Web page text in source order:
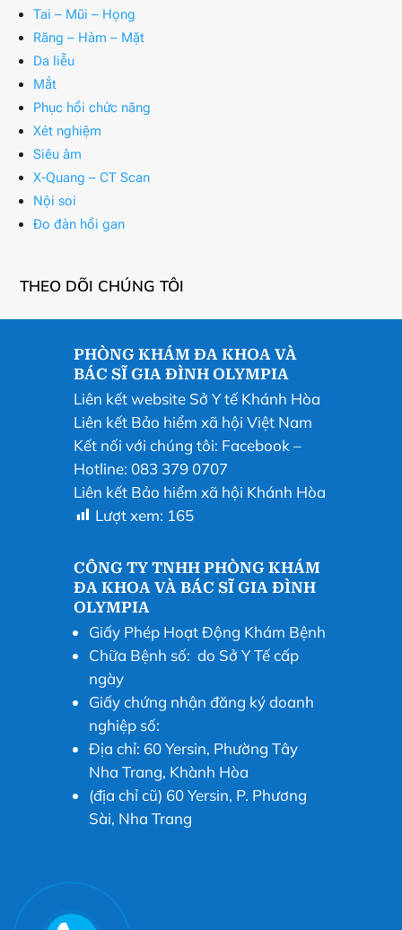
Tai – Mũi – Họng
Răng – Hàm – Mặt
Da liễu
Mắt
Phục hồi chức năng
Xét nghiệm
Siêu âm
X-Quang – CT Scan
Nội soi
Đo đàn hồi gan
THEO DÕI CHÚNG TÔI
PHÒNG KHÁM ĐA KHOA VÀ
BÁC SĨ GIA ĐÌNH OLYMPIA
Liên kết website Sở Y tế Khánh Hòa
Liên kết Bảo hiểm xã hội Việt Nam
Kết nối với chúng tôi: Facebook –
Hotline: 083 379 0707
Liên kết Bảo hiểm xã hội Khánh Hòa
Lượt xem: 165
CÔNG TY TNHH PHÒNG KHÁM
ĐA KHOA VÀ BÁC SĨ GIA ĐÌNH
OLYMPIA
Giấy Phép Hoạt Động Khám Bệnh
Chữa Bệnh số: do Sở Y Tế cấp
ngày
Giấy chứng nhận đăng ký doanh
nghiệp số:
Địa chỉ: 60 Yersin, Phường Tây
Nha Trang, Khành Hòa
(địa chỉ cũ) 60 Yersin, P. Phương
Sài, Nha Trang